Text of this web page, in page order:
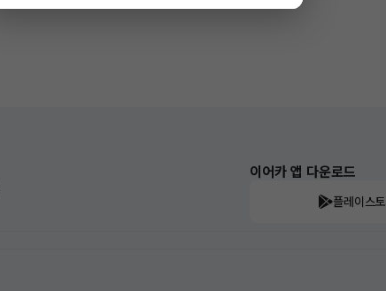
이어카 앱 다운로드
플레이스